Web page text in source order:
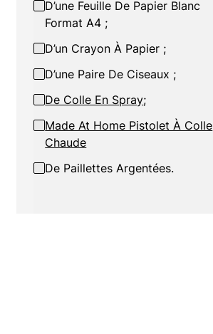
D’une Feuille De Papier Blanc
Format A4 ;
D’un Crayon À Papier ;
D’une Paire De Ciseaux ;
De Colle En Spray;
Made At Home Pistolet À Colle
Chaude
De Paillettes Argentées.